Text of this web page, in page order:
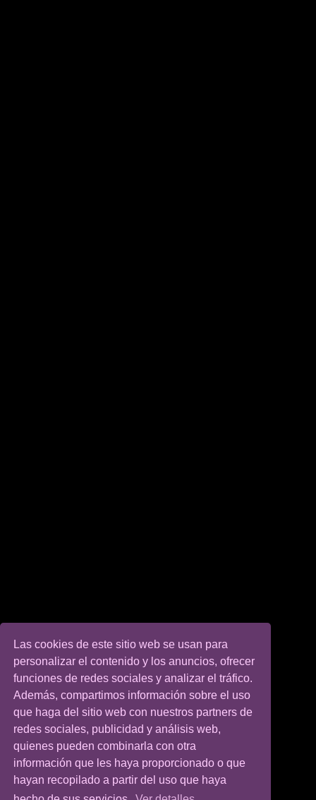
Las cookies de este sitio web se usan para
personalizar el contenido y los anuncios, ofrecer
funciones de redes sociales y analizar el tráfico.
Además, compartimos información sobre el uso
que haga del sitio web con nuestros partners de
redes sociales, publicidad y análisis web,
quienes pueden combinarla con otra
información que les haya proporcionado o que
hayan recopilado a partir del uso que haya